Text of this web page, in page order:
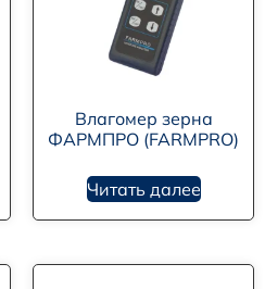
Влагомер зерна
ФАРМПРО (FARMPRO)
Читать далее